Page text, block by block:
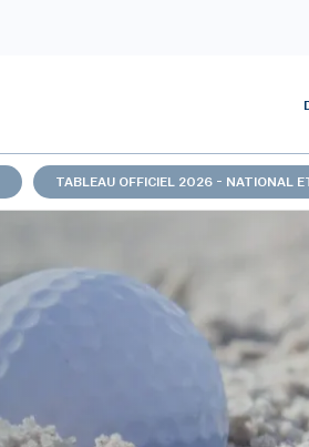
TABLEAU OFFICIEL 2026 - NATIONAL